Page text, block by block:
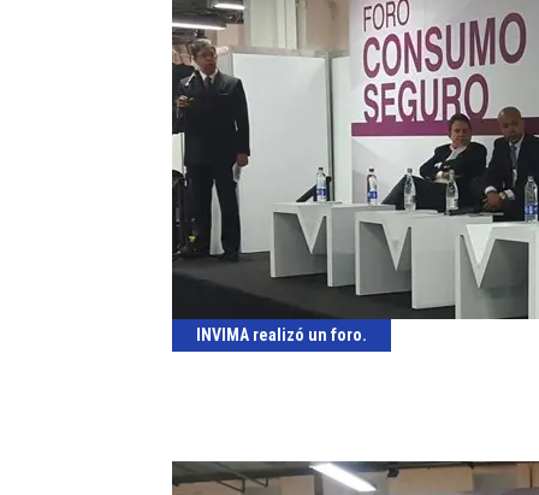
INVIMA realizó un foro.